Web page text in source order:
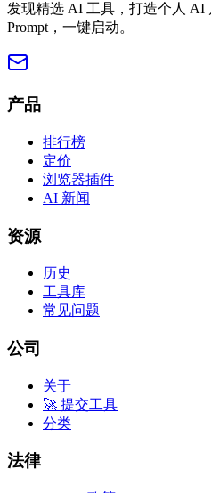
发现精选 AI 工具，打造个人
Prompt，一键启动。
产品
排行榜
定价
浏览器插件
AI 新闻
资源
历史
工具库
常见问题
公司
关于
🚀 提交工具
分类
法律